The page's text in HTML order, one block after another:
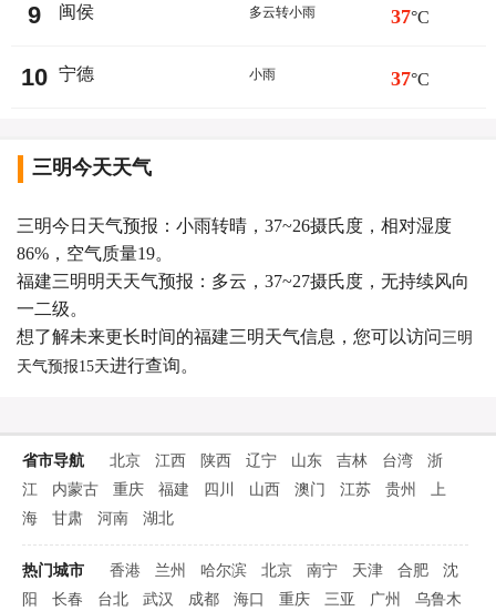
9 闽侯 多云转小雨 37°C
10 宁德 小雨 37°C
三明今天天气
三明今日天气预报：小雨转晴，37~26摄氏度，相对湿度
86%，空气质量19。
福建三明明天天气预报：多云，37~27摄氏度，无持续风向
一二级。
想了解未来更长时间的福建三明天气信息，您可以访问三明
天气预报15天进行查询。
省市导航 北京 江西 陕西 辽宁 山东 吉林 台湾
浙
江
内蒙古 重庆 福建 四川 山西 澳门 江苏 贵州
上
海
甘肃 河南 湖北
热门城市 香港 兰州 哈尔滨 北京 南宁 天津 合肥
沈
阳
长春 台北 武汉 成都 海口 重庆 三亚 广州 乌鲁木